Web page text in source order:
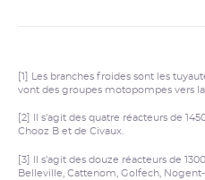
[1] Les branches froides sont les
vont des groupes motopompes vers
[2] Il s’agit des quatre réacteurs de
Chooz B et de Civaux.
[3] Il s’agit des douze réacteurs de
Belleville, Cattenom, Golfech,